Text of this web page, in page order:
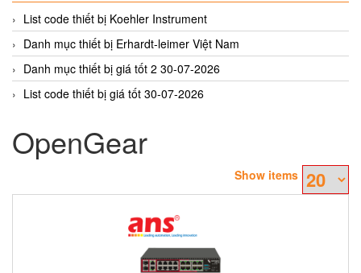
List code thiết bị Koehler Instrument
Danh mục thiết bị Erhardt-leimer Việt Nam
Danh mục thiết bị giá tốt 2 30-07-2026
List code thiết bị giá tốt 30-07-2026
OpenGear
Show items